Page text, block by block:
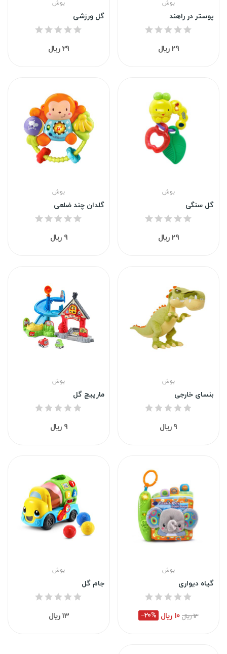
بوش
پوستر در راهند
29 ریال
بوش
گل ورزشی
29 ریال
بوش
گل سنگی
29 ریال
بوش
گلدان چند ضلعی
9 ریال
بوش
بنسای خارجی
9 ریال
بوش
مارپیچ گل
9 ریال
بوش
گیاه دیواری
13 ریال 10 ریال ‎−20%
بوش
جام گل
13 ریال